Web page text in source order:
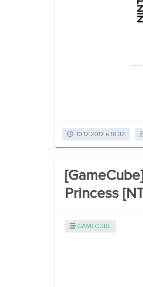
10.12.2012 в 18:32
Princess
GAMECUBE